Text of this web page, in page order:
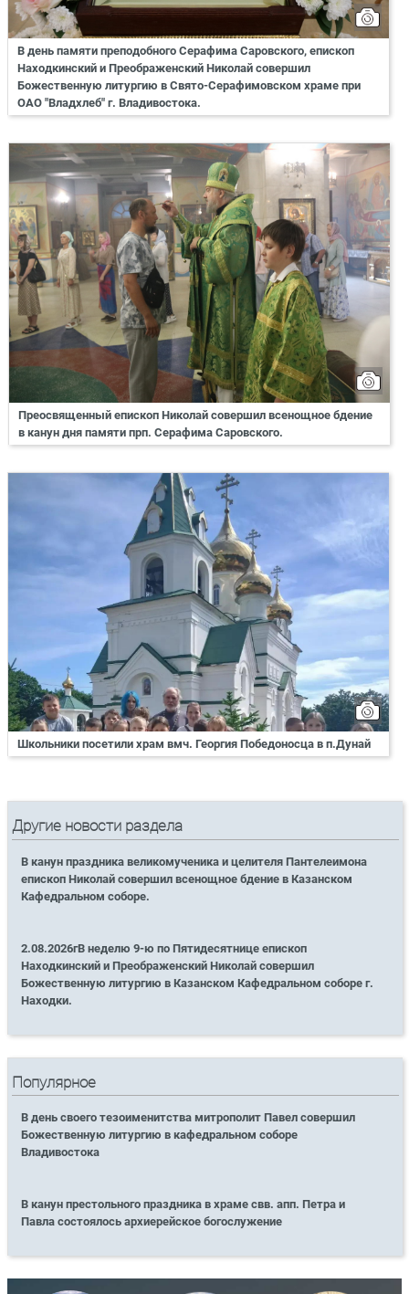
В день памяти преподобного Серафима Саровского, епископ
Находкинский и Преображенский Николай совершил
Божественную литургию в Свято-Серафимовском храме при
ОАО "Владхлеб" г. Владивостока.
Преосвященный епископ Николай совершил всенощное бдение
в канун дня памяти прп. Серафима Саровского.
Школьники посетили храм вмч. Георгия Победоносца в п.Дунай
Другие новости раздела
В канун праздника великомученика и целителя Пантелеимона
епископ Николай совершил всенощное бдение в Казанском
Кафедральном соборе.
2.08.2026гВ неделю 9-ю по Пятидесятнице епископ
Находкинский и Преображенский Николай совершил
Божественную литургию в Казанском Кафедральном соборе г.
Находки.
Популярное
В день своего тезоименитства митрополит Павел совершил
Божественную литургию в кафедральном соборе
Владивостока
В канун престольного праздника в храме свв. апп. Петра и
Павла состоялось архиерейское богослужение